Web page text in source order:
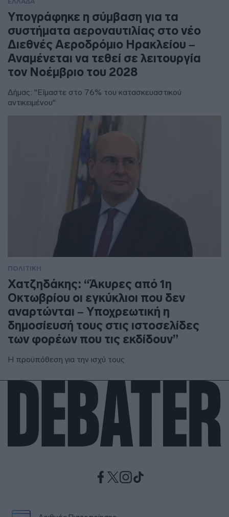
Υπογράφηκε η σύμβαση για τα
συστήματα αεροναυτιλίας στο νέο
Διεθνές Αεροδρόμιο Ηρακλείου –
Αναμένεται να τεθεί σε λειτουργία
τον Νοέμβριο του 2028
Δήμας: "Είμαστε στο 76% του κατασκευαστικού
αντικειμένου"
ΠΟΛΙΤΙΚΗ
Χατζηδάκης: “Άκυρες από 1η
Οκτωβρίου οι εγκύκλιοι που δεν
αναρτώνται – Υποχρεωτική η
δημοσίευσή τους στις ιστοσελίδες
των φορέων που τις εκδίδουν”
Η προϋπόθεση για την ισχύ τους